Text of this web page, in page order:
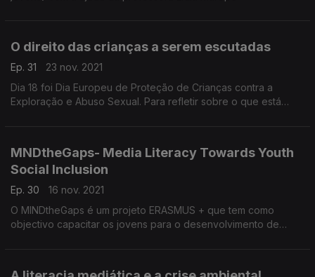
O direito das crianças a serem escutadas
Ep. 31
23 nov. 2021
Dia 18 foi Dia Europeu de Proteção de Crianças contra a
Exploração e Abuso Sexual. Para refletir sobre o que está
MNDtheGaps- Media Literacy Towards Youth
Social Inclusion
Ep. 30
16 nov. 2021
O MINDtheGaps é um projeto ERASMUS + que tem como
objectivo capacitar os jovens para o desenvolvimento de